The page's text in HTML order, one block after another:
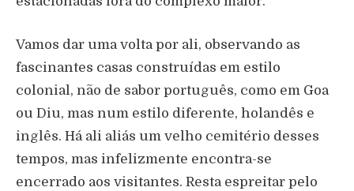
Vamos dar uma volta por ali, observando as
fascinantes casas construídas em estilo
colonial, não de sabor português, como em Goa
ou Diu, mas num estilo diferente, holandês e
inglês. Há ali aliás um velho cemitério desses
tempos, mas infelizmente encontra-se
encerrado aos visitantes. Resta espreitar pelo